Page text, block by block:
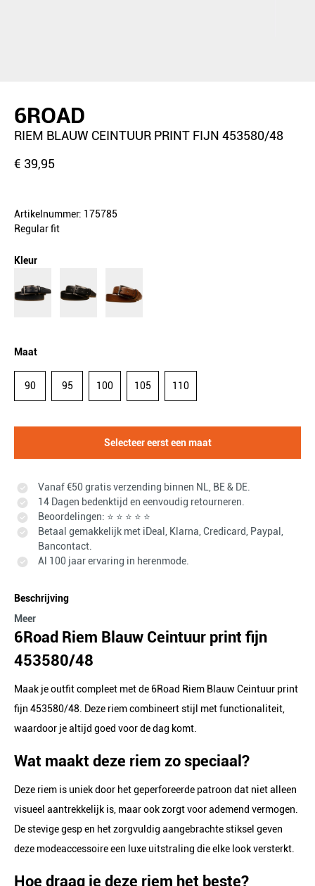
6ROAD
RIEM BLAUW CEINTUUR PRINT FIJN 453580/48
€ 39,95
Artikelnummer: 175785
Regular fit
Kleur
Maat
90 95 100 105 110
Selecteer eerst een maat
Vanaf €50 gratis verzending binnen NL, BE & DE.
14 Dagen bedenktijd en eenvoudig retourneren.
Beoordelingen: ⭐ ⭐ ⭐ ⭐ ⭐
Betaal gemakkelijk met iDeal, Klarna, Credicard, Paypal,
Bancontact.
Al 100 jaar ervaring in herenmode.
Beschrijving
Meer
6Road Riem Blauw Ceintuur print fijn
453580/48
Maak je outfit compleet met de 6Road Riem Blauw Ceintuur print
fijn 453580/48. Deze riem combineert stijl met functionaliteit,
waardoor je altijd goed voor de dag komt.
Wat maakt deze riem zo speciaal?
Deze riem is uniek door het geperforeerde patroon dat niet alleen
visueel aantrekkelijk is, maar ook zorgt voor ademend vermogen.
De stevige gesp en het zorgvuldig aangebrachte stiksel geven
deze modeaccessoire een luxe uitstraling die elke look versterkt.
Hoe draag je deze riem het beste?